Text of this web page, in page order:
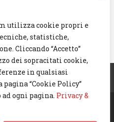
utilizza cookie propri e
statistiche,
Cliccando “Accetto”
dei sopracitati cookie,
in qualsiasi
“Cookie Policy”
ogni pagina. Privacy &
reserved.